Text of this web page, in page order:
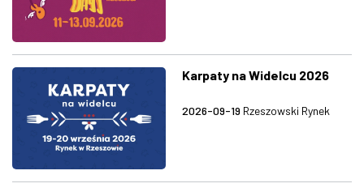
Karpaty na Widelcu 2026
2026-09-19 Rzeszowski Rynek